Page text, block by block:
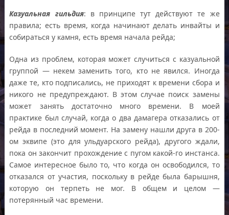
Казуальная гильдия: в принципе тут действуют те же
правила; есть время, когда начинают делать инвайты и
собираться у камня, есть время начала рейда;
Одна из проблем, которая может случиться с казуальной
группой — некем заменить того, кто не явился. Иногда
даже те, кто подписались, не приходят к времени сбора и
никого не предупреждают. В этом случае поиск замены
может занять достаточно много времени. В моей
практике был случай, когда о два дамагера отказались от
рейда в последний момент. На замену нашли друга в 200-
ом эквипе (это для ульдуарского рейда), другого ждали,
пока он закончит прохождение с пугом какой-го инстанса.
Самое интересное было то, что когда он освободился, то
отказался от участия, поскольку в рейде была барышня,
которую он терпеть не мог. В общем и целом —
потерянный час времени.